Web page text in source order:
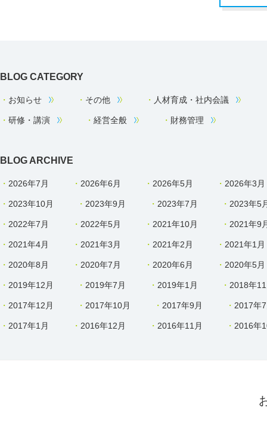
BLOG CATEGORY
お知らせ その他 人材育成・社内会議
研修・講演 経営全般 財務管理
BLOG ARCHIVE
2026年7月 2026年6月 2026年5月 2026年3月
2023年10月 2023年9月 2023年7月 2023年5
2022年7月 2022年5月 2021年10月 2021年9
2021年4月 2021年3月 2021年2月 2021年1月
2020年8月 2020年7月 2020年6月 2020年5月
2019年12月 2019年7月 2019年1月 2018年
2017年12月 2017年10月 2017年9月 2017年
2017年1月 2016年12月 2016年11月 2016年